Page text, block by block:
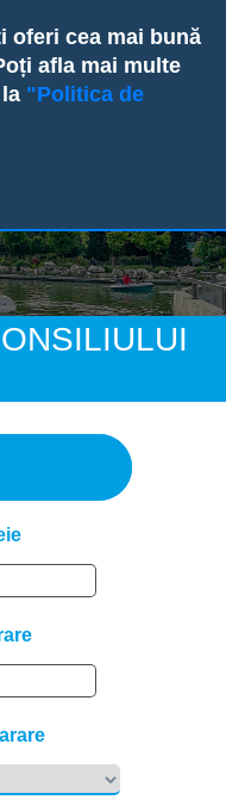
oferi cea mai bună
afla mai multe
"Politica de
6